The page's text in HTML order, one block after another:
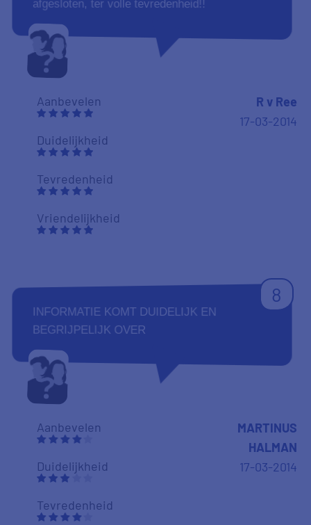
afgesloten, ter volle tevredenheid!!
Aanbevelen
Duidelijkheid
Tevredenheid
Vriendelijkheid
R v Ree
17-03-2014
8
INFORMATIE KOMT DUIDELIJK EN
BEGRIJPELIJK OVER
Aanbevelen
Duidelijkheid
Tevredenheid
MARTINUS
HALMAN
17-03-2014